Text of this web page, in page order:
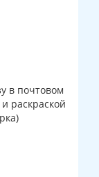
в почтовом
раскраской